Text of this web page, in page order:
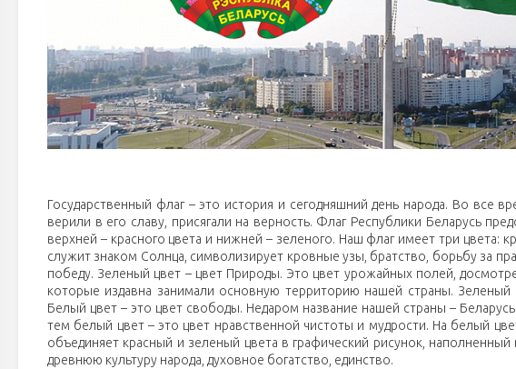
Государственный флаг – это история и сегодняшний день народа. Во все
верили в его славу, присягали на верность. Флаг Республики Беларусь
верхней – красного цвета и нижней – зеленого. Наш флаг имеет три цвета:
служит знаком Солнца, символизирует кровные узы, братство, борьбу за
победу. Зеленый цвет – цвет Природы. Это цвет урожайных полей,
которые издавна занимали основную территорию нашей страны. Зеленый
Белый цвет – это цвет свободы. Недаром название нашей страны –
тем белый цвет – это цвет нравственной чистоты и мудрости. На белый
объединяет красный и зеленый цвета в графический рисунок,
древнюю культуру народа, духовное богатство, единство.